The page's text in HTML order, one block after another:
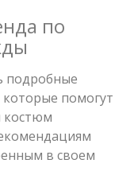
по
подробные
помогут
костюм
в своем